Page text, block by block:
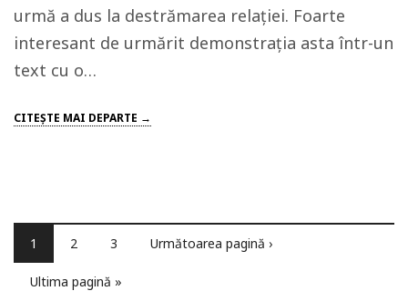
urmă a dus la destră­marea relației. Foarte
interesant de urmărit demonstrația asta într-un
text cu o…
CITEŞTE MAI DEPARTE →
1 2 3 Următoarea pagină ›
Ultima pagină »